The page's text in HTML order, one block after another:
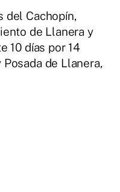
del Cachopín,
de Llanera y
10 días por 14
de Llanera,